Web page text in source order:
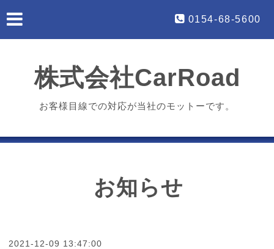
0154-68-5600
株式会社CarRoad
お客様目線での対応が当社のモットーです。
お知らせ
2021-12-09 13:47:00